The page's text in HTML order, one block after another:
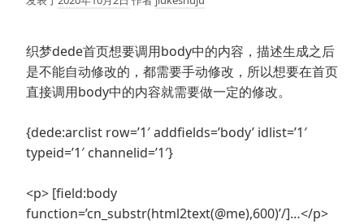
织梦dede首页想要调用body中的内容，描述生成之后
是不能自动修改的，都需要手动修改，所以想要在首页
直接调用body中的内容就需要做一定的修改。
{dede:arclist row=’1′ addfields=’body’ idlist=’1′
typeid=’1′ channelid=’1′}
<p> [field:body
function=’cn_substr(html2text(@me),600)’/]…</p>